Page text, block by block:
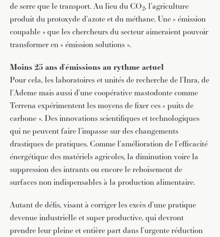
de serre que le transport. Au lieu du CO2, l’agriculture
produit du protoxyde d’azote et du méthane. Une « émission
coupable » que les chercheurs du secteur aimeraient pouvoir
transformer en « émission solutions ».
Moins 25 ans d’émissions au rythme actuel
Pour cela, les laboratoires et unités de recherche de l’Inra, de
l’Ademe mais aussi d’une coopérative mastodonte comme
Terrena expérimentent les moyens de fixer ces « puits de
carbone ». Des innovations scientifiques et technologiques
qui ne peuvent faire l’impasse sur des changements
drastiques de pratiques. Comme l’amélioration de l’efficacité
énergétique des matériels agricoles, la diminution voire la
suppression des intrants ou encore le reboisement de
surfaces non indispensables à la production alimentaire.
Autant de défis, visant à corriger les excès d’une pratique
devenue industrielle et super productive, qui devront
prendre leur pleine et entière part dans l’urgente réduction